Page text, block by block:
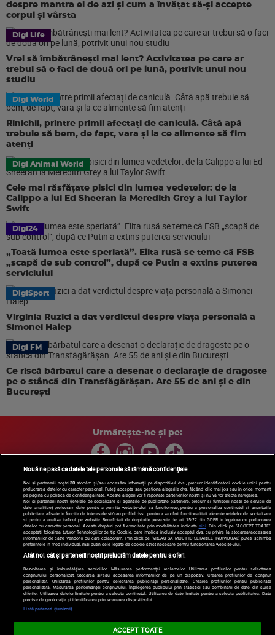
despre mantra ei de azi și cum a învățat să-și accepte
corpul și vârsta
Digi Life
Vrei să îmbătrânești mai lent? Activitatea pe care ar
trebui să o faci de două ori pe lună, potrivit unui nou
studiu
Digi World
Rinichii, printre primii afectați de caniculă. Câtă apă
trebuie să bem, de fapt, vara și la ce alimente să fim
atenți
Digi Animal World
Cele mai răsfățate pisici din lumea vedetelor: de la
Calippo a lui Ed Sheeran la Meredith Grey a lui Taylor
Swift
Digi24
„Toată lumea este speriată”. Elita rusă se teme că FSB
„scapă de sub control”, după ce Putin a extins puterea
serviciului
DigiSport
Virginia Ruzici a dat verdictul despre viața personală a
Simonei Halep
Digi FM
Ce riscă bărbatul care a desenat o declarație de dragoste
pe o stâncă din Transfăgărășan. Are 55 de ani și e din
București
Urmărește-ne și pe:
Copyright © 2026 / DIGI ROMANIA S.A.
Arhiva
Comunicate de presă Politica de confidentialitate
Termeni
si conditii
Gestionați preferințele| Contact/Info Codul etic
Nouă ne pasă ca datele tale personale să rămână confidențiale
Noi și partenerii noștri30 stocăm și/sau accesăm informații pe dispozitivul dvs., precum identificatorii cookie unici pentru
prelucrarea datelor cu caracter personal. Puteți accepta sau gestiona alegerile dvs. făcând clic mai jos sau în orice moment,
pe pagina cu politica de confidențialitate. Aceste alegeri vor fi raportate partenerilor noștri și nu vă vor afecta navigarea.
Noi si partenerii nostri (retelele de socializare si agentiile de publicitate partenere, precum si furnizorii nostri de servicii de
date analitice) prelucram date pentru a permite website-ului sa functioneze, pentru a personaliza continutul si anunturile
publicitare afisate in functie de interesele si/sau profilul dvs., pentru a va oferi functionalitati aferente retelelor de socializare
si pentru a analiza traficul pe website. Beneficiati de drepturile prevazute de art. 15-22 din GDPR in legatura cu prelucrarea
datelor cu caracter personal. Aceste drepturi pot fi exercitate prin modalitatea indicata aici. Prin click pe “ACCEPT TOATE”,
acceptati folosirea tuturor Tehnologiilor de tip Cookie, care implica inclusiv acceptul dvs. cu privire la stocarea/accesarea
informatiilor de catre Vendor-ii cu care colaboram. Prin click pe “VREAU SA MODIFIC SETARILE INDIVIDUAL” puteti schimba
preferintele in mod individual, mai putin cele legate de cookie strict necesare pentru functionarea website-ului.
Atât noi, cât și partenerii noștri prelucrăm datele pentru a oferi:
Dezvoltarea și îmbunătățirea serviciilor. Măsurarea performanței reclamelor. Utilizarea profilurilor pentru selectarea
conținutului personalizat. Stocarea și/sau accesarea informațiilor de pe un dispozitiv. Crearea profilurilor de conținut
personalizat. Utilizarea profilurilor pentru selectarea publicității personalizate. Crearea profilurilor pentru publicitate
personalizată. Măsurarea performanței conținutului. Înțelegerea publicului prin statistici sau combinații de date din surse
diferite. Utilizarea datelor limitate pentru a selecta conținutul. Utilizarea de date limitate pentru a selecta publicitatea. Date
precise de geolocație și identificarea prin scanarea dispozitivului.
Listă parteneri (furnizori)
ACCEPT TOATE